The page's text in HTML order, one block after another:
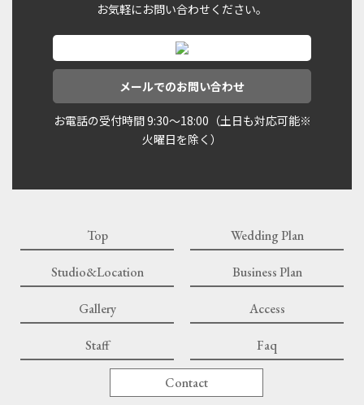
お気軽にお問い合わせください。
メールでのお問い合わせ
お電話の受付時間 9:30〜18:00（土日も対応可能※
火曜日を除く）
Top Wedding Plan
Studio&Location Business Plan
Gallery Access
Staff Faq
Contact